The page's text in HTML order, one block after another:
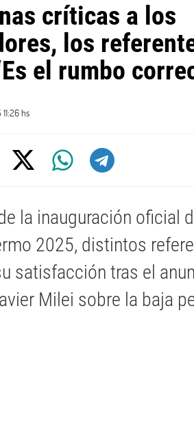
críticas a los
los
el rumbo
hs
la inauguración oficial
2025, distintos
satisfacción tras el
Milei sobre la baja